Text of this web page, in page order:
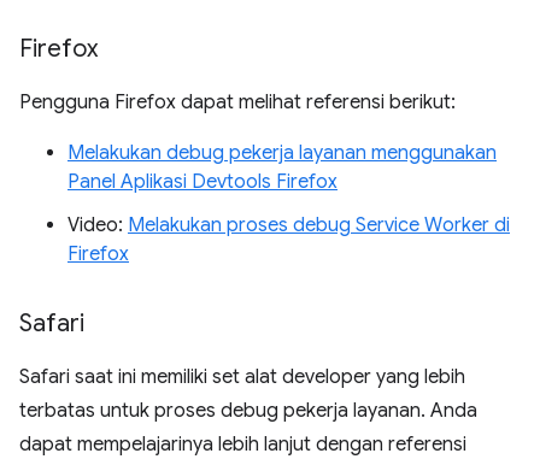
Firefox
Pengguna Firefox dapat melihat referensi berikut:
Melakukan debug pekerja layanan menggunakan
Panel Aplikasi Devtools Firefox
Video: Melakukan proses debug Service Worker di
Firefox
Safari
Safari saat ini memiliki set alat developer yang lebih
terbatas untuk proses debug pekerja layanan. Anda
dapat mempelajarinya lebih lanjut dengan referensi